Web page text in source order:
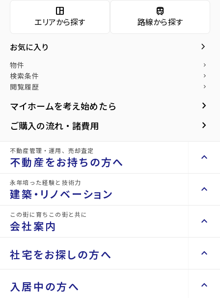
家具家電レンタル
レンタルオフィス keyboard_arrow_right
貸会議室
月極駐車場 open_in_new
space_dashboard
エリアから探す
train
路線から探す
お気に入り keyboard_arrow_right
物件 keyboard_arrow_right
検索条件 keyboard_arrow_right
閲覧履歴 keyboard_arrow_right
マイホームを考え始めたら keyboard_arrow_right
ご購入の流れ・諸費用 keyboard_arrow_right
不動産管理・運用、売却査定
不動産をお持ちの方へ keyboard_arrow_up
不動産をお持ちの方へ keyboard_arrow_right
山一地所の賃貸管理
不動産を貸すまでの流れ
空き家サポートサービス
不動産を売却したい keyboard_arrow_right
永年培った経験と技術力
建築・リノベーション keyboard_arrow_up
建築・リノベーション keyboard_arrow_right
Renotta（リノッタ） keyboard_arrow_right
この街に育ちこの街と共に
会社案内 keyboard_arrow_up
会社案内 keyboard_arrow_right
会社概要・沿革 keyboard_arrow_right
社宅をお探しの方へ keyboard_arrow_up
社宅をお探しの方へ keyboard_arrow_right
入居中の方へ keyboard_arrow_up
2025年05月
物件の特徴
●長命ヶ丘の穏やかな街並みに、ダイワハ
ウスの分譲住宅
●教育施設が徒歩圏内。家族の毎日にうれ
●太陽光発電システム×オール電化。長期
優良住宅認定対象物件
●収納充実＆快適設備を備えた、新しい暮
らしが始まる住まい